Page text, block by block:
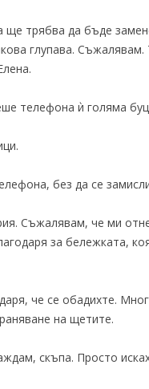
ще трябва да бъде
глупава.
телефона ѝ голяма
без да се
Съжалявам, че ми
за бележката,
че се обадихте.
на щетите.
скъпа. Просто